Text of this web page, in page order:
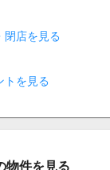
閉店を見る
トを見る
物件を見る